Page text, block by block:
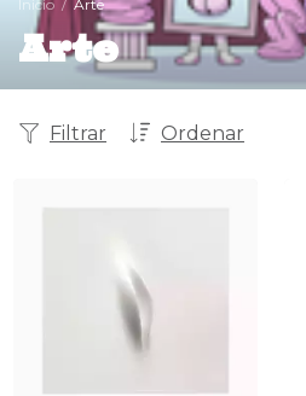
Inicio / Arte
Arte
Ordenar
Filtrar